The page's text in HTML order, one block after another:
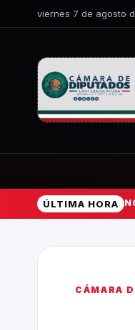
viernes 7 de agosto
ÚLTIMA HORA
CÁMARA